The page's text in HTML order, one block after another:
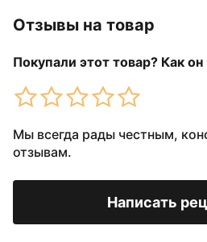
Отзывы на товар
Покупали этот товар? Как он
Мы всегда рады честным,
отзывам.
Написать